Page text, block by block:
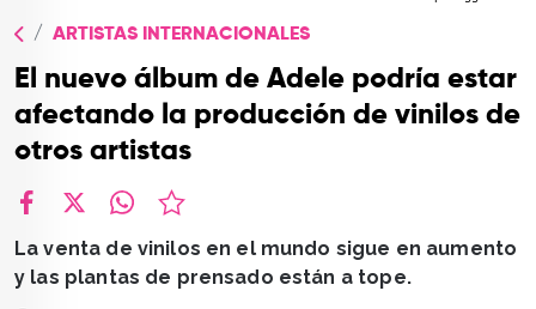
CONTACTO
ARTISTAS INTERNACIONALES
El nuevo álbum de Adele podría estar
afectando la producción de vinilos de
otros artistas
​La venta de vinilos en el mundo sigue en aumento
y las plantas de prensado están a tope.